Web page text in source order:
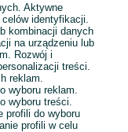
Aktywne
identyfikacji.
kombinacji danych
na urządzeniu lub
Rozwój i
treści.
reklam.
wyboru reklam.
wyboru treści.
profili do wyboru
profili w celu